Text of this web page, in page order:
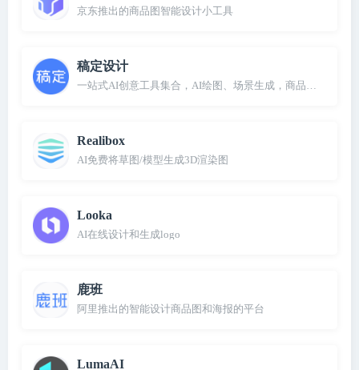
京东推出的商品图智能设计小工具
稿定设计
一站式AI创意工具集合，AI绘图、场景生成，商品合成
Realibox
AI免费将草图/模型生成3D渲染图
Looka
AI在线设计和生成logo
鹿班
阿里推出的智能设计商品图和海报的平台
LumaAI